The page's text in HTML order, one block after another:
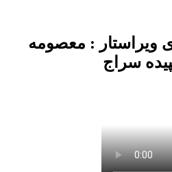
ویراستار : معصومه
سراج